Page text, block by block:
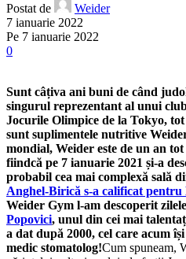
Postat de
Weider
7 ianuarie 2022
Pe 7 ianuarie 2022
0
Sunt câțiva ani buni de când
singurul reprezentant al unui
Jocurile Olimpice de la Tokyo,
sunt suplimentele nutritive
mondial, Weider este de un an
fiindcă pe 7 ianuarie 2021 și-a
probabil cea mai complexă sală
Anghel-Birică s-a calificat
Weider Gym l-am descoperit
Popovici, unul din cei mai
a dat după 2000, cel care acum
medic stomatolog!Cum spuneam,